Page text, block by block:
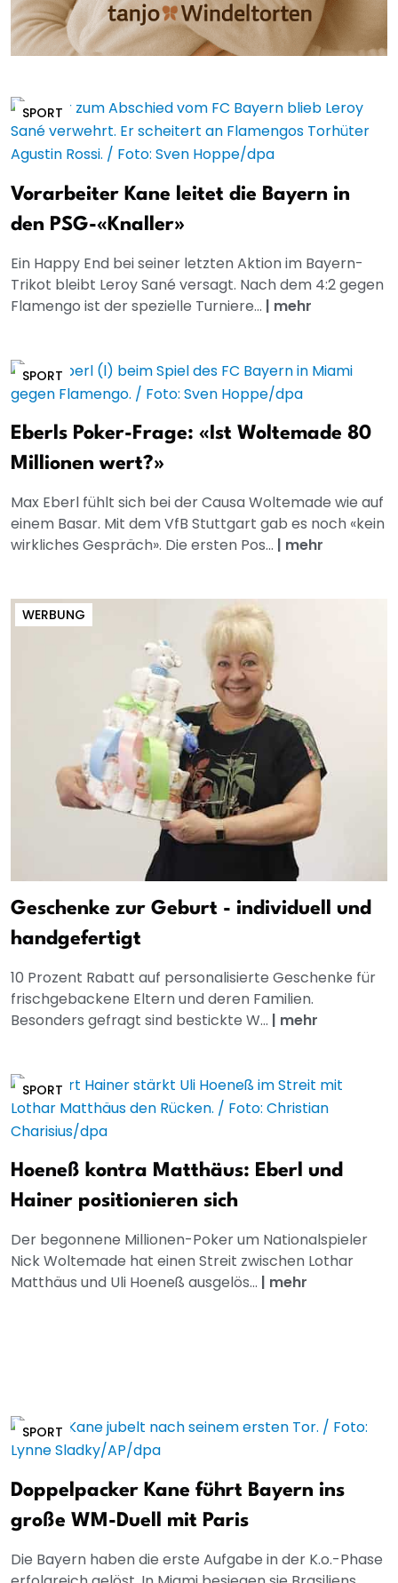
SPORT
Vorarbeiter Kane leitet die Bayern in
den PSG-«Knaller»
Ein Happy End bei seiner letzten Aktion im Bayern-
Trikot bleibt Leroy Sané versagt. Nach dem 4:2 gegen
Flamengo ist der spezielle Turniere... | mehr
SPORT
Eberls Poker-Frage: «Ist Woltemade 80
Millionen wert?»
Max Eberl fühlt sich bei der Causa Woltemade wie auf
einem Basar. Mit dem VfB Stuttgart gab es noch «kein
wirkliches Gespräch». Die ersten Pos... | mehr
WERBUNG
Geschenke zur Geburt - individuell und
handgefertigt
10 Prozent Rabatt auf personalisierte Geschenke für
frischgebackene Eltern und deren Familien.
Besonders gefragt sind bestickte W... | mehr
SPORT
Hoeneß kontra Matthäus: Eberl und
Hainer positionieren sich
Der begonnene Millionen-Poker um Nationalspieler
Nick Woltemade hat einen Streit zwischen Lothar
Matthäus und Uli Hoeneß ausgelös... | mehr
SPORT
Doppelpacker Kane führt Bayern ins
große WM-Duell mit Paris
Die Bayern haben die erste Aufgabe in der K.o.-Phase